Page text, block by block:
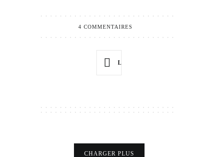
4 COMMENTAIRES
LIRE PLUS
CHARGER PLUS